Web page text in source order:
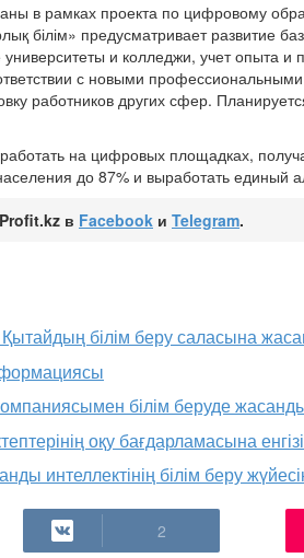
в рамках проекта по цифровому
білім» предусматривает развитие
университеты и колледжи, учет
с новыми
работников других сфер.
на цифровых площадках,
до 87% и выработать единый
в Facebook и Telegram.
білім беру саласына
білім беруде
оқу бағдарламасына
интеллектінің білім беру
2